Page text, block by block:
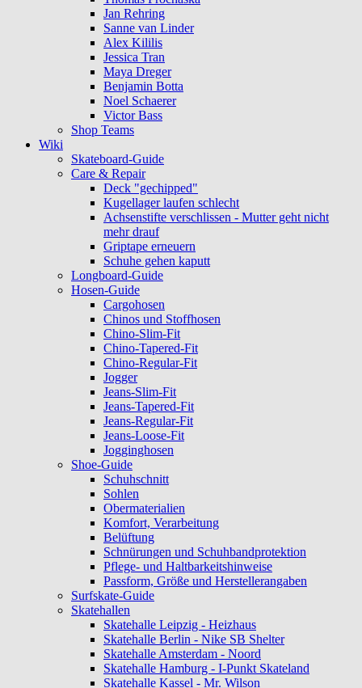
Jan Rehring
Sanne van Linder
Alex Kililis
Jessica Tran
Maya Dreger
Benjamin Botta
Noel Schaerer
Victor Bass
Shop Teams
Wiki
Skateboard-Guide
Care & Repair
Deck "gechipped"
Kugellager laufen schlecht
Achsenstifte verschlissen - Mutter geht nicht
mehr drauf
Griptape erneuern
Schuhe gehen kaputt
Longboard-Guide
Hosen-Guide
Cargohosen
Chinos und Stoffhosen
Chino-Slim-Fit
Chino-Tapered-Fit
Chino-Regular-Fit
Jogger
Jeans-Slim-Fit
Jeans-Tapered-Fit
Jeans-Regular-Fit
Jeans-Loose-Fit
Jogginghosen
Shoe-Guide
Schuhschnitt
Sohlen
Obermaterialien
Komfort, Verarbeitung
Belüftung
Schnürungen und Schuhbandprotektion
Pflege- und Haltbarkeitshinweise
Passform, Größe und Herstellerangaben
Surfskate-Guide
Skatehallen
Skatehalle Leipzig - Heizhaus
Skatehalle Berlin - Nike SB Shelter
Skatehalle Amsterdam - Noord
Skatehalle Hamburg - I-Punkt Skateland
Skatehalle Kassel - Mr. Wilson